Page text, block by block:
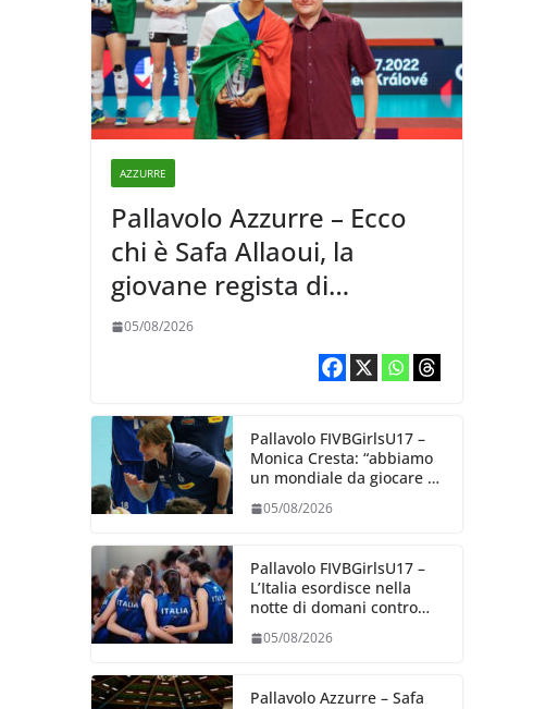
AZZURRE
Pallavolo Azzurre – Ecco
chi è Safa Allaoui, la
giovane regista di
Bergamo convocata al
collegiale di Cavalese
05/08/2026
Pallavolo FIVBGirlsU17 –
Monica Cresta: “abbiamo
un mondiale da giocare al
capacità”
05/08/2026
Pallavolo FIVBGirlsU17 –
L’Italia esordisce nella
notte di domani contro
05/08/2026
Pallavolo Azzurre – Safa